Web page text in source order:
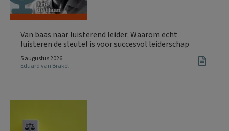
Van baas naar luisterend leider: Waarom echt
luisteren de sleutel is voor succesvol leiderschap
5 augustus 2026
Eduard van Brakel